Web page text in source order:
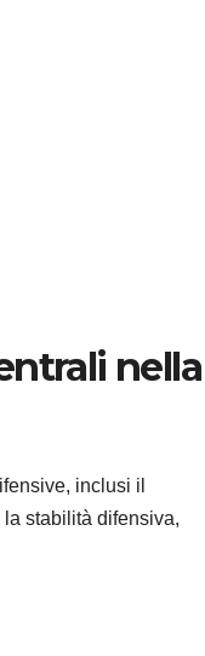
nella
inclusi il
stabilità difensiva,